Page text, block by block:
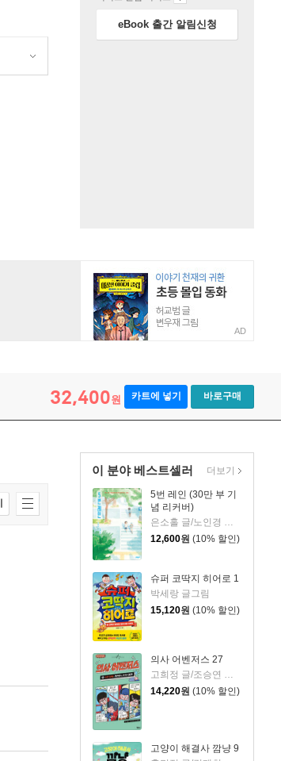
eBook 출간 알림신청
AD
32,400원 카트에 넣기 바로구매
이 분야 베스트셀러
5번 레인 (30만 부 기
념 리커버)
은소홀 글/노인경 그림
12,600원 (10% 할인)
슈퍼 코딱지 히어로 1
박세랑 글그림
15,120원 (10% 할인)
의사 어벤저스 27
고희정 글/조승연 그림/류정민 감수
14,220원 (10% 할인)
고양이 해결사 깜냥 9
더보기